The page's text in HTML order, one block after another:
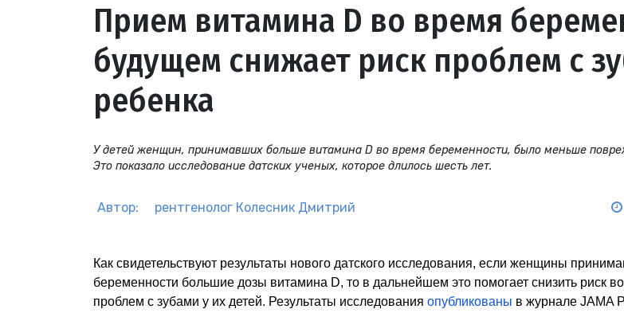
Прием витамина D во время
будущем снижает риск проблем с
ребенка
У детей женщин, принимавших больше витамина D во время беременности, было меньше
Это показало исследование датских ученых, которое длилось шесть лет.
Автор: рентгенолог Колесник Дмитрий
Как свидетельствуют результаты нового датского исследования, если женщины
беременности большие дозы витамина D, то в дальнейшем это помогает снизить риск
проблем с зубами у их детей. Результаты исследования опубликованы в журнале JAMA